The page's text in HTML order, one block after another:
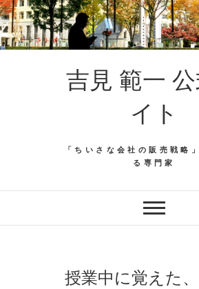
吉見 範一
イト
「ちいさな会社の販売戦略
る専門家
授業中に覚えた